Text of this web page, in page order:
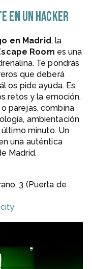
en un hacker
en Madrid, la
Room es una
Te pondrás
que deberá
os pide ayuda. Es
retos y la emoción.
parejas, combina
ambientación
minuto. Un
una auténtica
Madrid.
3 (Puerta de